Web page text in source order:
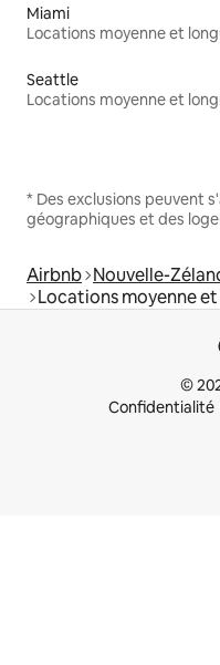
Miami
Seattle
* Des exclusions peuvent
géographiques et des
Airbnb Nouvelle-
Locations moyenne
©
Confidentialité